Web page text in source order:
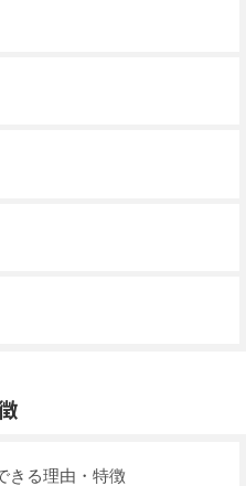
きる理由・特徴